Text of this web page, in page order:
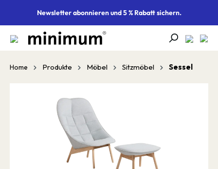
springenNewsletter abonnieren und 5 % Rabatt sichern.
Home Produkte Möbel Sitzmöbel Sessel